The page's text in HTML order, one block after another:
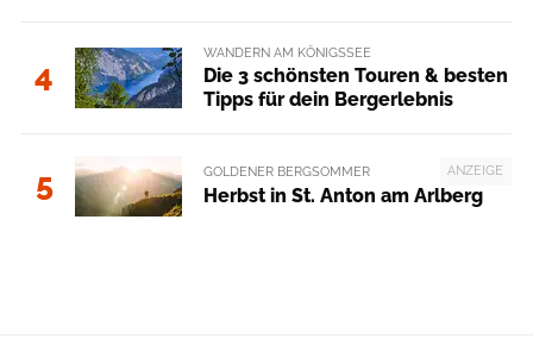
4
WANDERN AM KÖNIGSSEE
Die 3 schönsten Touren & besten
Tipps für dein Bergerlebnis
5 ANZEIGE
GOLDENER BERGSOMMER
Herbst in St. Anton am Arlberg